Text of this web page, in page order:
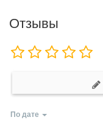
Отзывы
По дате